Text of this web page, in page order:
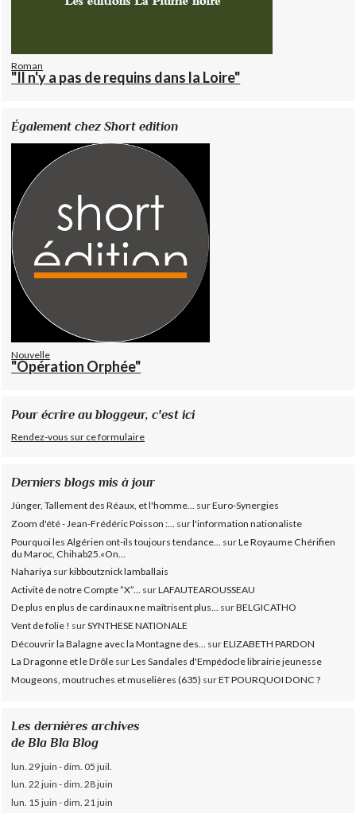
Roman
"Il n'y a pas de requins dans la Loire"
Également chez Short edition
Nouvelle
"Opération Orphée"
Pour écrire au bloggeur, c'est ici
Rendez-vous sur ce formulaire
Derniers blogs mis à jour
Jünger, Tallement des Réaux, et l'homme... surEuro-Synergies
Zoom d'été - Jean-Frédéric Poisson :...
surl'information nationaliste
Pourquoi les Algérien ont-ils toujours tendance...
surLe Royaume Chérifien
du Maroc, Chihab25.«On...
Nahariya surkibboutznick lamballais
Activité de notre Compte ”X”...
surLAFAUTEAROUSSEAU
De plus en plus de cardinaux ne maîtrisent plus... surBELGICATHO
Vent de folie ! surSYNTHESE NATIONALE
Découvrir la Balagne avec la Montagne des...
surELIZABETH PARDON
La Dragonne et le Drôle surLes Sandales d'Empédocle librairie jeunesse
Mougeons, moutruches et muselières (635) surET POURQUOI DONC ?
Les dernières archives
de Bla Bla Blog
lun. 29 juin - dim. 05 juil.
lun. 22 juin - dim. 28 juin
lun. 15 juin - dim. 21 juin